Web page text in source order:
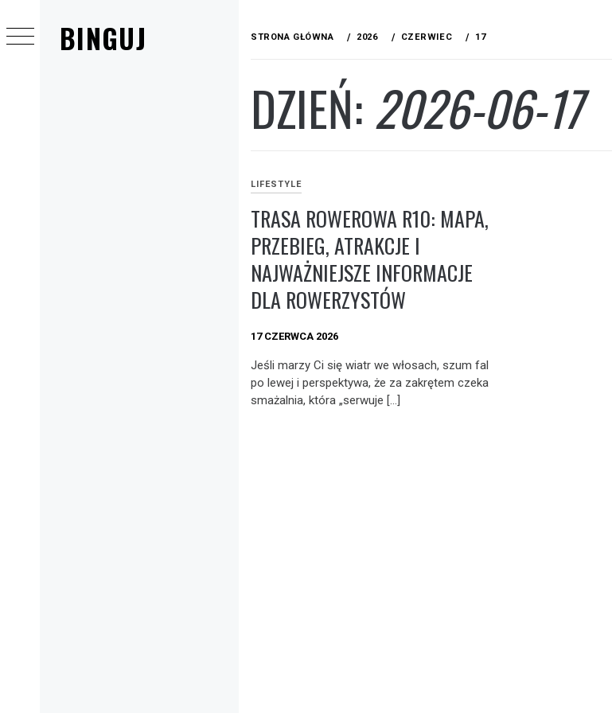
BINGUJ
do
treści
STRONA GŁÓWNA 2026 CZERWIEC 17
DZIEŃ:2026-06-17
LIFESTYLE
TRASA ROWEROWA R10: MAPA,
PRZEBIEG, ATRAKCJE I
NAJWAŻNIEJSZE INFORMACJE
DLA ROWERZYSTÓW
17 CZERWCA 2026
Jeśli marzy Ci się wiatr we włosach, szum fal
po lewej i perspektywa, że za zakrętem czeka
smażalnia, która „serwuje […]